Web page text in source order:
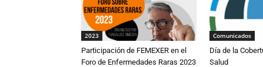
2023
Participación de FEMEXER en el
Foro de Enfermedades Raras 2023
Comunicados
Día de la
Salud